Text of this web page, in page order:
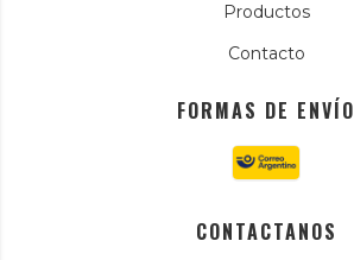
Productos
Contacto
FORMAS DE ENVÍO
CONTACTANOS